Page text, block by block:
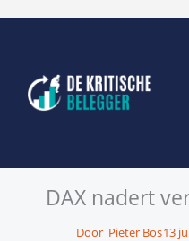
inhoud
DAX nadert
Door Pieter Bos13